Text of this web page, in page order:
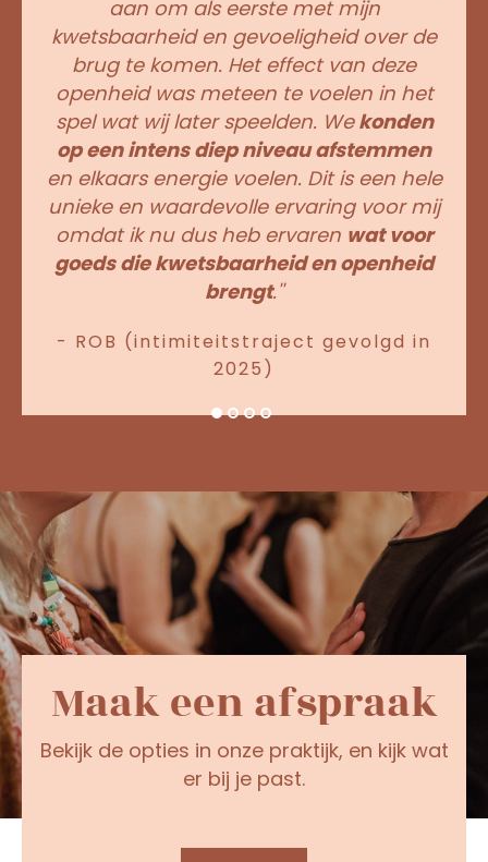
aan om als eerste met mijn
kwetsbaarheid en gevoeligheid over de
brug te komen. Het effect van deze
openheid was meteen te voelen in het
spel wat wij later speelden. Wekonden
op een intens diep niveau afstemmen
en elkaars energie voelen. Dit is een hele
unieke en waardevolle ervaring voor mij
omdat ik nu dus heb ervaren wat voor
goeds die kwetsbaarheid en openheid
brengt.''
- ROB (intimiteitstraject gevolgd in
2025)
Maak een afspraak
Bekijk de opties in onze praktijk, en kijk wat
er bij je past.